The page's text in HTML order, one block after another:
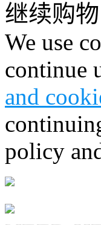
继续购物
We use
continue
and
policy